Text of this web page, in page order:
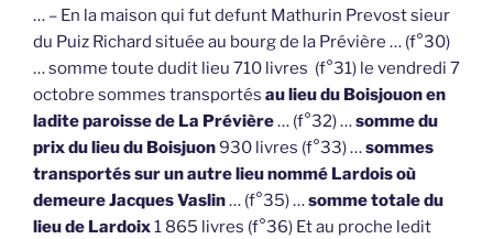
… – En la maison qui fut defunt Mathurin Prevost sieur
du Puiz Richard située au bourg de la Prévière … (f°30)
… somme toute dudit lieu 710 livres (f°31) le vendredi 7
octobre sommes transportés au lieu du Boisjouon en
ladite paroisse de La Prévière… (f°32) …somme du
prix du lieu du Boisjuon930 livres (f°33) …sommes
transportés sur un autre lieu nommé Lardois où
demeure Jacques Vaslin… (f°35) …somme totale du
lieu de Lardoix1 865 livres (f°36) Et au proche ledit